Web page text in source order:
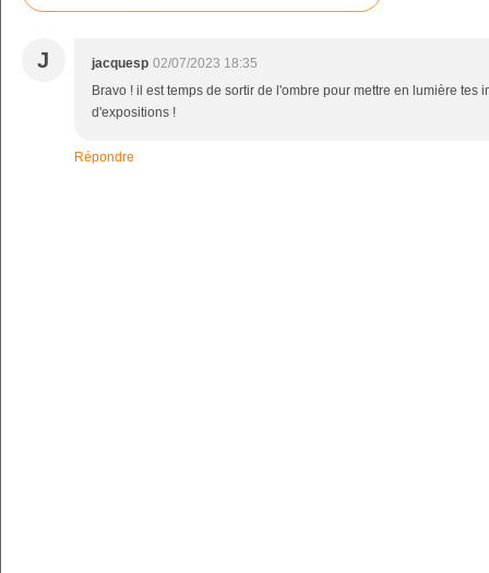
J jacquesp 02/07/2023 18:35
Bravo ! il est temps de sortir de l'ombre pour mettre en lumière tes
d'expositions !
Répondre